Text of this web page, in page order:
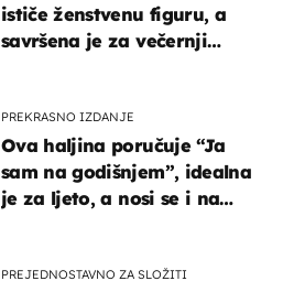
ističe ženstvenu figuru, a
savršena je za večernji
PREKRASNO IZDANJE
Ova haljina poručuje “Ja
sam na godišnjem”, idealna
je za ljeto, a nosi se i na
PREJEDNOSTAVNO ZA SLOŽITI